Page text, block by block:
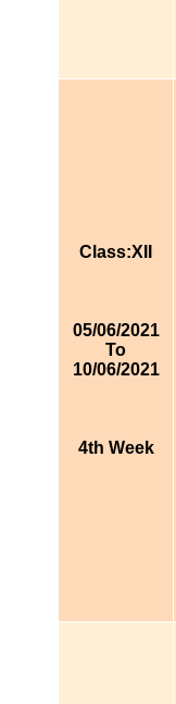
Class:XII
05/06/2021
To
10/06/2021
4th Week